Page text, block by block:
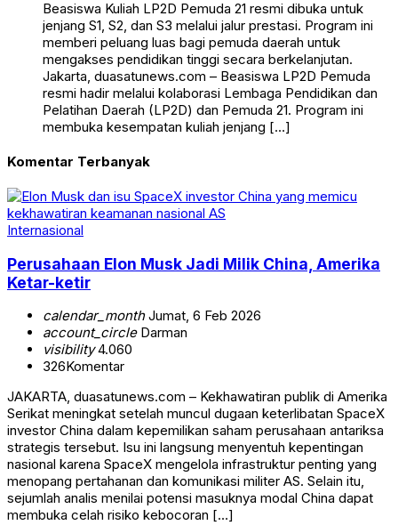
Beasiswa Kuliah LP2D Pemuda 21 resmi dibuka untuk
jenjang S1, S2, dan S3 melalui jalur prestasi. Program ini
memberi peluang luas bagi pemuda daerah untuk
mengakses pendidikan tinggi secara berkelanjutan.
Jakarta, duasatunews.com – Beasiswa LP2D Pemuda
resmi hadir melalui kolaborasi Lembaga Pendidikan dan
Pelatihan Daerah (LP2D) dan Pemuda 21. Program ini
membuka kesempatan kuliah jenjang […]
Komentar Terbanyak
Internasional
Perusahaan Elon Musk Jadi Milik China, Amerika
Ketar-ketir
calendar_monthJumat, 6 Feb 2026
account_circleDarman
visibility4.060
326Komentar
JAKARTA, duasatunews.com – Kekhawatiran publik di Amerika
Serikat meningkat setelah muncul dugaan keterlibatan SpaceX
investor China dalam kepemilikan saham perusahaan antariksa
strategis tersebut. Isu ini langsung menyentuh kepentingan
nasional karena SpaceX mengelola infrastruktur penting yang
menopang pertahanan dan komunikasi militer AS. Selain itu,
sejumlah analis menilai potensi masuknya modal China dapat
membuka celah risiko kebocoran […]